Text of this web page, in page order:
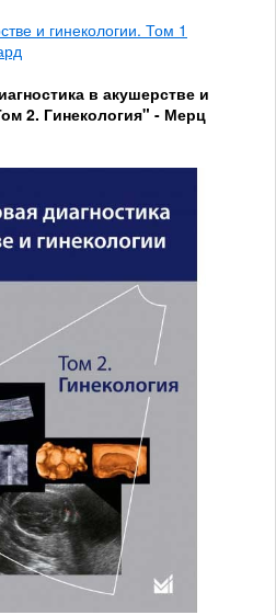
и гинекологии. Том 1
в акушерстве и
2. Гинекология" - Мерц